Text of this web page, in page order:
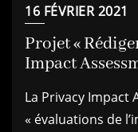
16 FÉVRIER 2021
Projet «
Impact
La Privacy Impact
« évaluations de